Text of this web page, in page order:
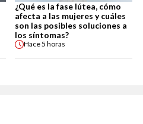
¿Qué es la fase lútea, cómo
afecta a las mujeres y cuáles
son las posibles soluciones a
los síntomas?
Hace5 horas